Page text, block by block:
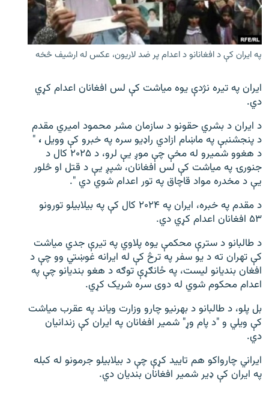
اړیکه
دري پاڼه
Azadi English
راسره ملګري شئ
د ازادې اروپا/ ازادي راډيو ټولې پاڼې
په ایران کې د افغانانو د اعدام پر ضد لاریون، عکس له ارشیف څخه
ایران په تیره نژدې یوه میاشت کې لس افغانان اعدام کړي
دي.
د ایران د بشري حقونو د سازمان مشر محمود امیري مقدم
د پنجشنبې په ماښام ازادي راډیو سره په خبرو کې وویل، "
د هغوو شمیرو له مخې چې موږ یې لرو، د ۲۰۲۵ کال د
جنورۍ په میاشت کې لس افغانان، شپږ یې د قتل او څلور
یې د مخدره مواد قاچاق په تور اعدام شوي دي ".
د مقدم په خبره، ایران په ۲۰۲۴ کال کې په بیلابیلو تورونو
۵۳ افغانان اعدام کړي دي.
د طالبانو د سترې محکمې یوه پلاوي په تیرې جدي میاشت
کې تهران ته د یو سفر په ترڅ کې له ایرانه غوښتي وو چې د
افغان بندیانو لیست، په ځانګړې توګه د هغو بندیانو چې په
اعدام محکوم شوي له دوی سره شریک کړي.
بل پلو، د طالبانو د بهرنیو چارو وزارت ویاند په عقرب میاشت
کې ویلي و "د پام وړ" شمیر افغانان په ایران کې زندانیان
دي.
ایراني چارواکو هم تایید کړې چې د بیلابیلو جرمونو له کبله
په ایران کې ډیر شمیر افغانان بندیان دي.